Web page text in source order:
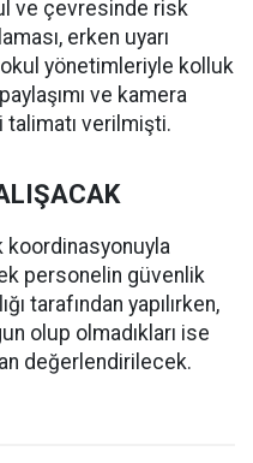
ve çevresinde risk
erken uyarı
okul yönetimleriyle kolluk
ve kamera
verilmişti.
koordinasyonuyla
personelin güvenlik
tarafından yapılırken,
olup olmadıkları ise
değerlendirilecek.